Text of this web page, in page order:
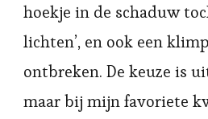
hoekje in de schaduw
lichten’, en ook een
ontbreken. De keuze is
maar bij mijn favoriete